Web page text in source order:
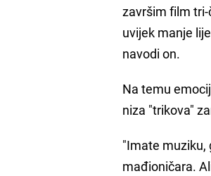
završim film tri-
uvijek manje
navodi on.
Na temu
niza "trikova"
"Imate
mađioničara.